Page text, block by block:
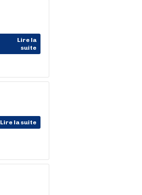
Lire la
suite
Lire la suite